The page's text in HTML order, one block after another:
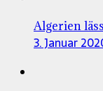
Algerien
3. Januar